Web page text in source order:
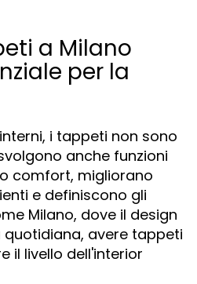
a Milano
per la
i tappeti non sono
anche funzioni
comfort, migliorano
e definiscono gli
Milano, dove il design
avere tappeti
il livello dell'interior